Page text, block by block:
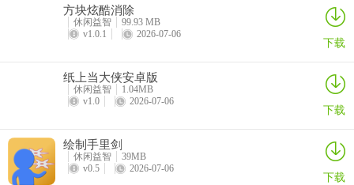
方块炫酷消除
休闲益智
99.93 MB
v1.0.1
2026-07-06 下载
纸上当大侠安卓版
休闲益智
1.04MB
v1.0
2026-07-06 下载
绘制手里剑
休闲益智
39MB
v0.5
2026-07-06 下载